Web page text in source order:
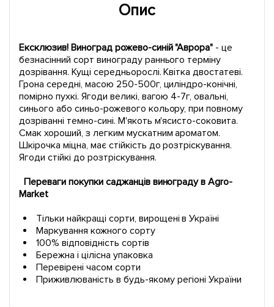
Опис
Ексклюзив! Виноград рожево-синій "Аврора" - це
безнасінний сорт винограду раннього терміну
дозрівання. Кущі середньорослі. Квітка двостатеві.
Грона середні, масою 250-500г, циліндро-конічні,
помірно пухкі. Ягоди великі, вагою 4-7г, овальні,
синього або синьо-рожевого кольору, при повному
дозріванні темно-сині. М'якоть м'ясисто-соковита.
Смак хороший, з легким мускатним ароматом.
Шкірочка міцна, має стійкість до розтріскування.
Ягоди стійкі до розтріскування.
Переваги покупки саджанців винограду в Agro-
Market
Тільки найкращі сорти, вирощені в Україні
Маркування кожного сорту
100% відповідність сортів
Бережна і цілісна упаковка
Перевірені часом сорти
Приживлюваність в будь-якому регіоні України